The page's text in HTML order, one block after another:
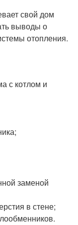
свой дом
выводы о
отопления.
с котлом и
заменой
в стене;